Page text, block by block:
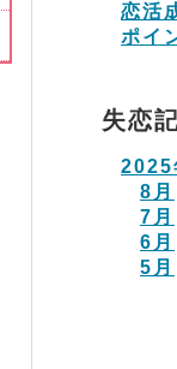
恋活
ポイ
失恋
2025
8月
7月
6月
5月